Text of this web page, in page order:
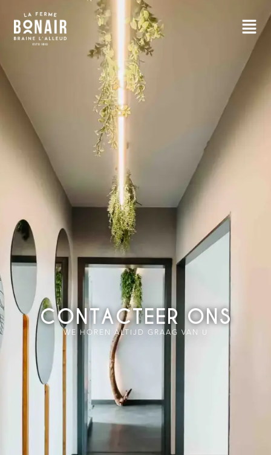
CONTACTEER ONS
WE HOREN ALTIJD GRAAG VAN U